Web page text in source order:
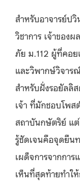
สำหรับอาจารย์ป
วิชาการ เจ้าของ
ภัย ม.112 ผู้ที่คอย
และวิพากษ์วิจาร
สำหรับฝั่งรอยัลลิ
เจ้า ที่มักชอบโพ
สถาบันกษัตริย์ แต่
รู้ชัดเจนคือจุดยืน
เผด็จการจากกา
เห็นที่สุดท้ายทำใ